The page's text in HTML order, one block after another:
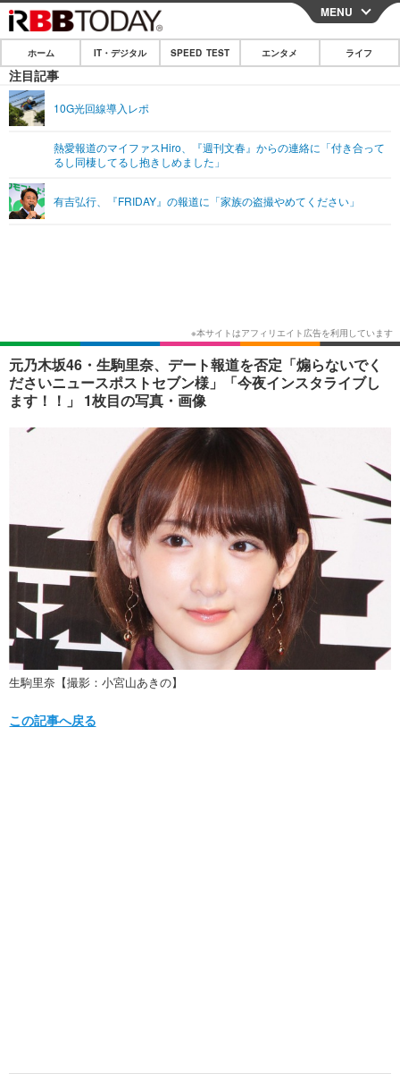
CLOSE
ホーム
IT・デジタル
ネタ
ショッピング その他
エンタメTOP 映画・ドラマ
ショッピング その他
ライフ
MENU
ホーム IT・デジタル SPEED TEST エンタメ ライフ
注目記事
10G光回線導入レポ
熱愛報道のマイファスHiro、『週刊文春』からの連絡に「付き合って
るし同棲してるし抱きしめました」
有吉弘行、『FRIDAY』の報道に「家族の盗撮やめてください」
元乃木坂46・生駒里奈、デート報道を否定「煽らないでく
ださいニュースポストセブン様」「今夜インスタライブし
ます！！」 1枚目の写真・画像
生駒里奈【撮影：小宮山あきの】
この記事へ戻る